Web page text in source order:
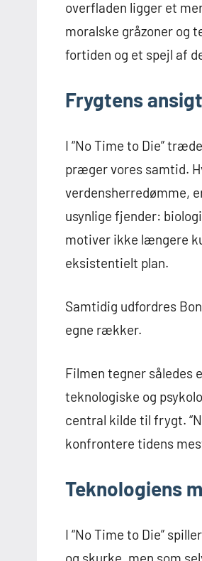
overfladen ligger et
moralske gråzoner og
fortiden og et spejl af
Frygtens
I “No Time to Die”
præger vores samtid.
verdensherredømme,
usynlige fjender:
motiver ikke længere
eksistentielt plan.
Samtidig udfordres
egne rækker.
Filmen tegner således
teknologiske og
central kilde til frygt.
konfrontere tidens
Teknologiens
I “No Time to Die”